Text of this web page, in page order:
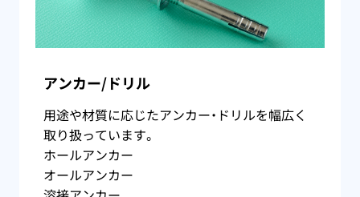
アンカー/ドリル
用途や材質に応じたアンカー・ドリルを幅広く
取り扱っています。
ホールアンカー
オールアンカー